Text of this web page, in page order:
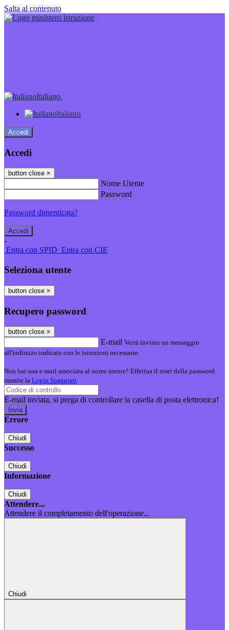
Salta al contenuto
Italiano
Italiano
Accedi
Accedi
button close ×
Nome Utente
Password
Password dimenticata?
-
Entra con SPID Entra con CIE
Seleziona utente
button close ×
Recupero password
button close ×
E-mail Verrà inviato un messaggio
all'indirizzo indicato con le istruzioni necessarie.
Non hai una e-mail associata al nome utente? Effettua il reset della password
tramite la Login Spaggiari
E-mail inviata, si prega di controllare la casella di posta elettronica!
Errore
Chiudi
Successo
Chiudi
Informazione
Chiudi
Attendere...
Attendere il completamento dell'operazione...
Chiudi